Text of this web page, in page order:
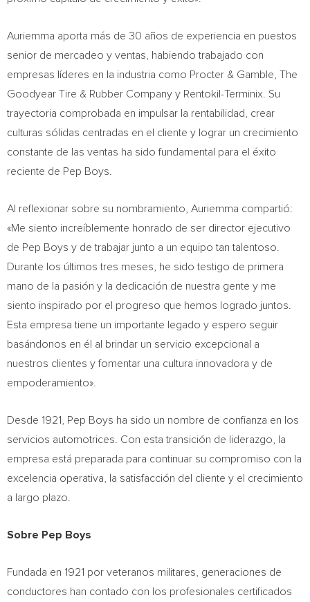
Auriemma aporta más de 30 años de experiencia en puestos
senior de mercadeo y ventas, habiendo trabajado con
empresas líderes en la industria como Procter & Gamble, The
Goodyear Tire & Rubber Company y Rentokil-Terminix. Su
trayectoria comprobada en impulsar la rentabilidad, crear
culturas sólidas centradas en el cliente y lograr un crecimiento
constante de las ventas ha sido fundamental para el éxito
reciente de Pep Boys.
Al reflexionar sobre su nombramiento, Auriemma compartió:
«Me siento increíblemente honrado de ser director ejecutivo
de Pep Boys y de trabajar junto a un equipo tan talentoso.
Durante los últimos tres meses, he sido testigo de primera
mano de la pasión y la dedicación de nuestra gente y me
siento inspirado por el progreso que hemos logrado juntos.
Esta empresa tiene un importante legado y espero seguir
basándonos en él al brindar un servicio excepcional a
nuestros clientes y fomentar una cultura innovadora y de
empoderamiento».
Desde 1921, Pep Boys ha sido un nombre de confianza en los
servicios automotrices. Con esta transición de liderazgo, la
empresa está preparada para continuar su compromiso con la
excelencia operativa, la satisfacción del cliente y el crecimiento
a largo plazo.
Sobre Pep Boys
Fundada en 1921 por veteranos militares, generaciones de
conductores han contado con los profesionales certificados